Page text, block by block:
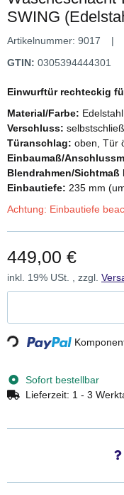
SWING
Artikelnummer: 9017
GTIN: 0305394444301
Einwurftür rechteckig
Material/Farbe:
Verschluss:
Türanschlag: oben, Tür
Einbaumaß/
Blendrahmen/Sichtmaß
Einbautiefe: 235 mm
Achtung: Einbautiefe
449,00 €
inkl. 19% USt. , zzgl.
Loading...
Sofort bestellbar
Lieferzeit: 1 - 3